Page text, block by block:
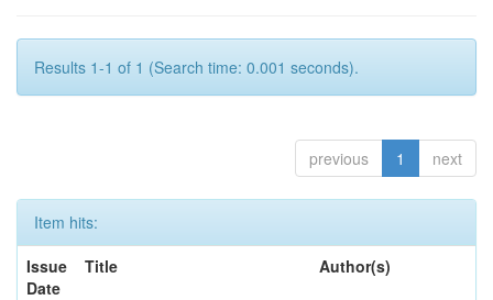
Results 1-1 of 1 (Search time: 0.001 seconds).
previous 1 next
Item hits:
Issue
Date
Title Author(s)